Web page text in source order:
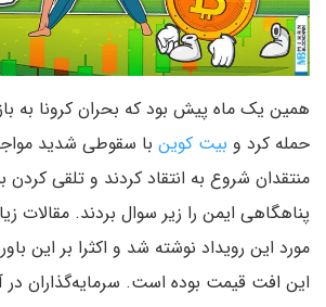
همین یک ماه پیش بود که بحران کرونا به
حمله کرد و بیت کوین با سقوطی شدید
منتقدان شروع به انتقاد کردند و تلقی
پناهگاهی ایمن را زیر سوال بردند. مقالات
مورد این رویداد نوشته شد و اکثرا بر این
این افت قیمت بوده است. سرمایه‌گذاران در